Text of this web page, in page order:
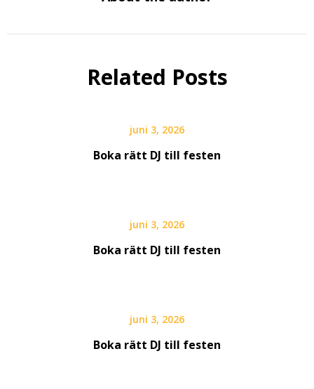
Related Posts
juni 3, 2026
Boka rätt DJ till festen
juni 3, 2026
Boka rätt DJ till festen
juni 3, 2026
Boka rätt DJ till festen